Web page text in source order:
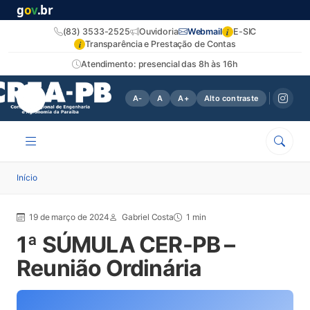
gov.br
Atendimento: presencial das 8h às 16h
(83) 3533-2525 Ouvidoria Webmail i E-SIC
i Transparência e Prestação de Contas
A- A A+ Alto contraste
Início
19 de março de 2024 Gabriel Costa 1 min
1ª SÚMULA CER-PB –
Reunião Ordinária